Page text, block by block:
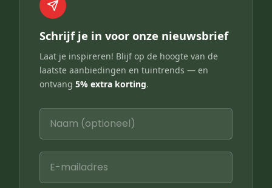
Schrijf je in voor onze nieuwsbrief
Laat je inspireren! Blijf op de hoogte van de
laatste aanbiedingen en tuintrends — en
ontvang 5% extra korting.